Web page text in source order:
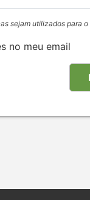
sejam utilizados para
no meu email